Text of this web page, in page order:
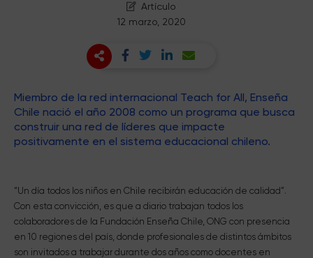
Artículo
12 marzo, 2020
Miembro de la red internacional Teach for All, Enseña
Chile nació el año 2008 como un programa que busca
construir una red de líderes que impacte
positivamente en el sistema educacional chileno.
“Un día todos los niños en Chile recibirán educación de calidad”.
Con esta convicción, es que a diario trabajan todos los
colaboradores de la Fundación Enseña Chile, ONG con presencia
en 10 regiones del país, donde profesionales de distintos ámbitos
son invitados a trabajar durante dos años como docentes en